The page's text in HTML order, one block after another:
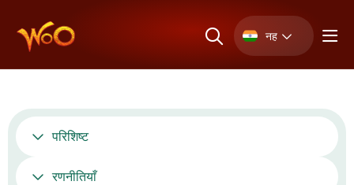
नह
परिशिष्ट
रणनीतियाँ